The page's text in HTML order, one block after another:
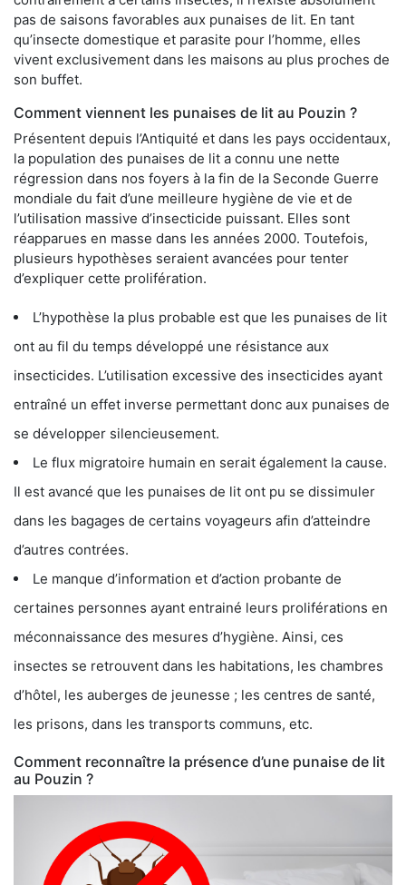
pas de saisons favorables aux punaises de lit. En tant
qu’insecte domestique et parasite pour l’homme, elles
vivent exclusivement dans les maisons au plus proches de
son buffet.
Comment viennent les punaises de lit au Pouzin ?
Présentent depuis l’Antiquité et dans les pays occidentaux,
la population des punaises de lit a connu une nette
régression dans nos foyers à la fin de la Seconde Guerre
mondiale du fait d’une meilleure hygiène de vie et de
l’utilisation massive d’insecticide puissant. Elles sont
réapparues en masse dans les années 2000. Toutefois,
plusieurs hypothèses seraient avancées pour tenter
d’expliquer cette prolifération.
L’hypothèse la plus probable est que les punaises de lit
ont au fil du temps développé une résistance aux
insecticides. L’utilisation excessive des insecticides ayant
entraîné un effet inverse permettant donc aux punaises de
se développer silencieusement.
Le flux migratoire humain en serait également la cause.
Il est avancé que les punaises de lit ont pu se dissimuler
dans les bagages de certains voyageurs afin d’atteindre
d’autres contrées.
Le manque d’information et d’action probante de
certaines personnes ayant entrainé leurs proliférations en
méconnaissance des mesures d’hygiène. Ainsi, ces
insectes se retrouvent dans les habitations, les chambres
d’hôtel, les auberges de jeunesse ; les centres de santé,
les prisons, dans les transports communs, etc.
Comment reconnaître la présence d’une punaise de lit
au Pouzin ?